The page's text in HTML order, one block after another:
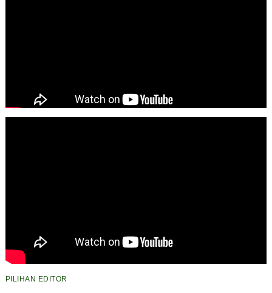
PILIHAN EDITOR